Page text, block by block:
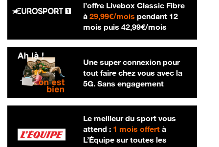
l’offre Livebox Classic Fibre
à 29,99€/mois29,99 € par mois
pendant 12
mois puis 42,99€/mois42,99 € par
Une super connexion pour
tout faire chez vous avec la
5G. Sans engagement
Le meilleur du sport vous
attend : 1 mois offertà
L’Équipe sur toutes les